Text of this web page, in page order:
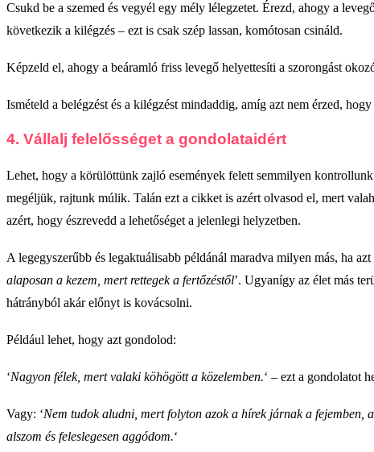
Csukd be a szemed és vegyél egy mély lélegzetet. Érezd, ahogy a
következik a kilégzés – ezt is csak szép lassan, komótosan csináld.
Képzeld el, ahogy a beáramló friss levegő helyettesíti a szorongást
Ismételd a belégzést és a kilégzést mindaddig, amíg azt nem érzed,
4. Vállalj felelősséget a gondolataidért
Lehet, hogy a körülöttünk zajló események felett semmilyen
megéljük, rajtunk múlik. Talán ezt a cikket is azért olvasod el, mert
azért, hogy észrevedd a lehetőséget a jelenlegi helyzetben.
A legegyszerűbb és legaktuálisabb példánál maradva milyen más, ha
alaposan a kezem, mert rettegek a fertőzéstől’. Ugyanígy az élet más
hátrányból akár előnyt is kovácsolni.
Például lehet, hogy azt gondolod:
‘Nagyon félek, mert valaki köhögött a közelemben.‘ – ezt a gondolatot
Vagy: ‘Nem tudok aludni, mert folyton azok a hírek járnak a fejemben,
alszom és feleslegesen aggódom.‘